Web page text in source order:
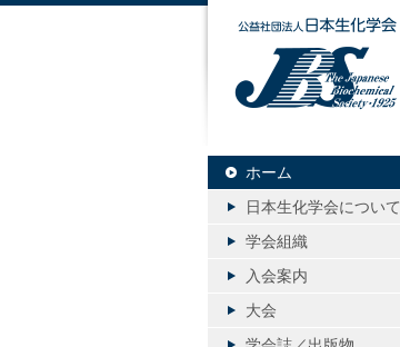
ホーム
日本生化学会について
学会組織
入会案内
大会